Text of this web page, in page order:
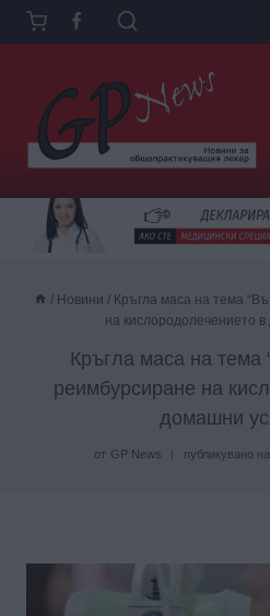
Към
съдържанието
/ Новини / Кръгла маса на тема
на кислородолечението
Кръгла маса на тема
реимбурсиране на
домашни
от GP News публикувано на